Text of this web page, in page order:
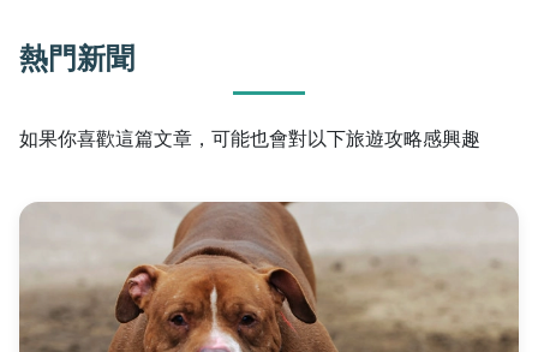
熱門新聞
如果你喜歡這篇文章，可能也會對以下旅遊攻略感興趣